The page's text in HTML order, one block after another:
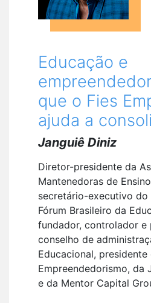
Educação e
que o Fies
ajuda a
Janguiê Diniz
Diretor-presidente da
Mantenedoras de
secretário-executivo do
Fórum Brasileiro da
fundador, controlador e
conselho de
Educacional,
Empreendedorismo, da
e da Mentor Capital